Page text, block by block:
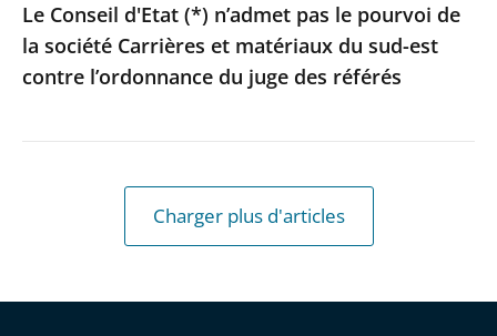
matériaux
du
sud-
l’ordonnance
référés
Le Conseil d'Etat (*) n’admet pas le pourvoi de
la société Carrières et matériaux du sud-est
contre l’ordonnance du juge des référés
Charger plus d'articles